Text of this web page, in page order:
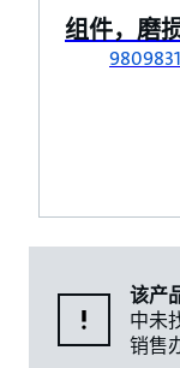
组件，磨
该产
中未
销售